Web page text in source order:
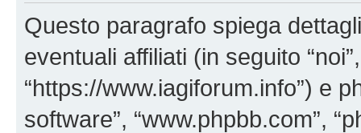
Questo paragrafo spiega
eventuali affiliati (in seguito
“https://www.iagiforum.info”) e
software”, “www.phpbb.com”,